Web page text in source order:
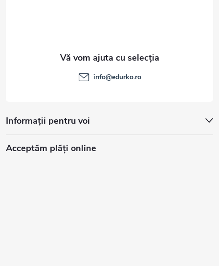
Informații pentru voi
Acceptăm plăţi online
info@edurko.ro